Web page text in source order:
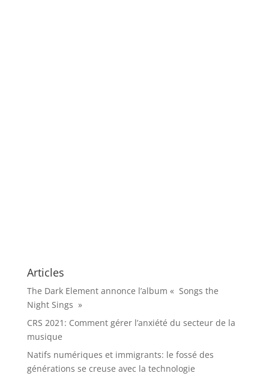
Articles
The Dark Element annonce l’album « Songs the
Night Sings »
CRS 2021: Comment gérer l’anxiété du secteur de la
musique
Natifs numériques et immigrants: le fossé des
générations se creuse avec la technologie